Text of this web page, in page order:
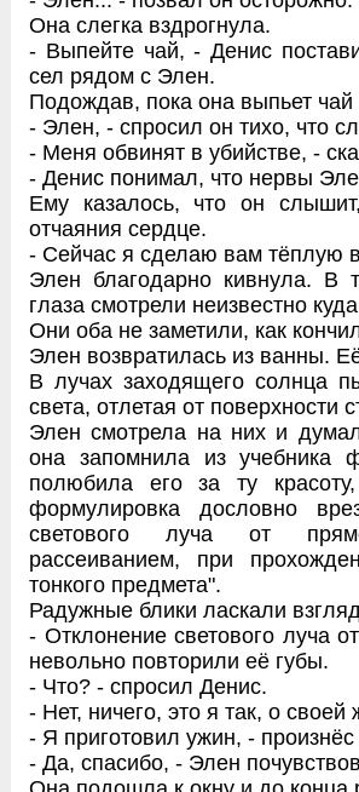
Она слегка вздрогнула.
- Выпейте чай, - Денис
сел рядом с Элен.
Подождав, пока она выпьет
- Элен, - спросил он тихо, что
- Меня обвинят в убийстве, -
- Денис понимал, что нервы
Ему казалось, что он
отчаяния сердце.
- Сейчас я сделаю вам тёплую
Элен благодарно кивнула. В
глаза смотрели неизвестно
Они оба не заметили, как
Элен возвратилась из ванны.
В лучах заходящего солнца
света, отлетая от поверхности
Элен смотрела на них и
она запомнила из учебника
полюбила его за ту
формулировка дословно
светового луча от
рассеиванием, при
тонкого предмета".
Радужные блики ласкали
- Отклонение светового луча
невольно повторили её губы.
- Что? - спросил Денис.
- Нет, ничего, это я так, о своей
- Я приготовил ужин, -
- Да, спасибо, - Элен